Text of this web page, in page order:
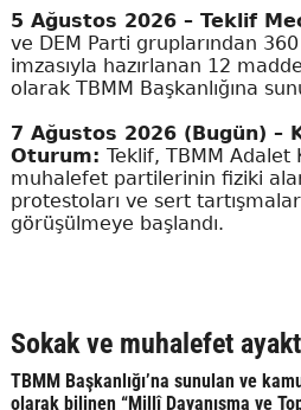
5 Ağustos 2026 – Teklif
ve DEM Parti gruplarından
imzasıyla hazırlanan 12
olarak TBMM Başkanlığına
7 Ağustos 2026 (Bugün) –
Oturum: Teklif, TBMM Adalet
muhalefet partilerinin fiziki
protestoları ve sert
görüşülmeye başlandı.
Sokak ve muhalefet
TBMM Başkanlığı’na sunulan ve
olarak bilinen “Millî Dayanışma ve